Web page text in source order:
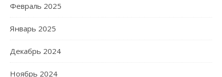
Февраль 2025
Январь 2025
Декабрь 2024
Ноябрь 2024